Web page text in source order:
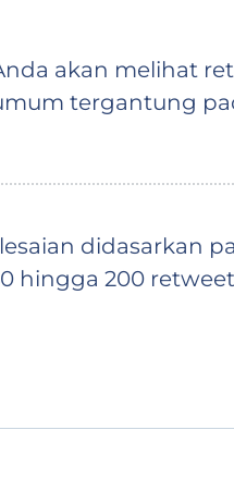
akan melihat
tergantung
didasarkan
hingga 200